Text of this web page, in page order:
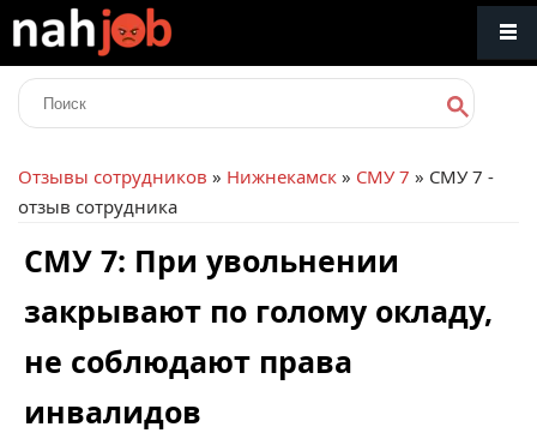
Отзывы сотрудников » Нижнекамск » СМУ 7 » СМУ 7 -
отзыв сотрудника
СМУ 7: При увольнении
закрывают по голому окладу,
не соблюдают права
инвалидов